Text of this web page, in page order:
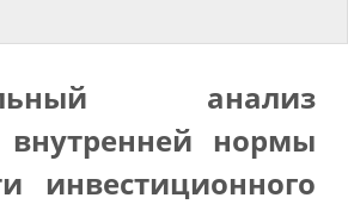
анализ
внутренней нормы
инвестиционного